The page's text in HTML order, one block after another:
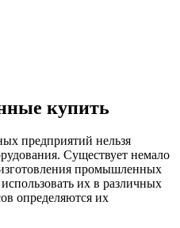
купить
предприятий нельзя
Существует немало
промышленных
их в различных
определяются их